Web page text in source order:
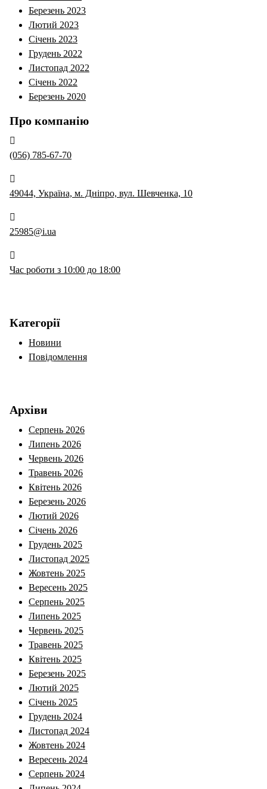
Березень 2023
Лютий 2023
Січень 2023
Грудень 2022
Листопад 2022
Січень 2022
Березень 2020
Про компанію
(056) 785-67-70
49044, Україна, м. Дніпро, вул. Шевченка, 10
25985@i.ua
Час роботи з 10:00 до 18:00
Категорії
Новини
Повідомлення
Архіви
Серпень 2026
Липень 2026
Червень 2026
Травень 2026
Квітень 2026
Березень 2026
Лютий 2026
Січень 2026
Грудень 2025
Листопад 2025
Жовтень 2025
Вересень 2025
Серпень 2025
Липень 2025
Червень 2025
Травень 2025
Квітень 2025
Березень 2025
Лютий 2025
Січень 2025
Грудень 2024
Листопад 2024
Жовтень 2024
Вересень 2024
Серпень 2024